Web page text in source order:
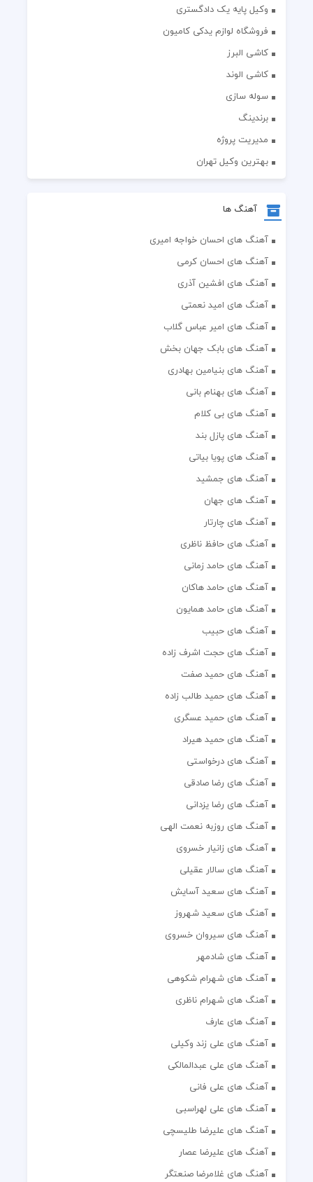
وکیل پایه یک دادگستری
فروشگاه لوازم یدکی کامیون
کاشی البرز
کاشی الوند
سوله سازی
برندینگ
مدیریت پروژه
بهترین وکیل تهران
آهنگ ها
آهنگ های احسان خواجه امیری
آهنگ های احسان کرمی
آهنگ های افشین آذری
آهنگ های امید نعمتی
آهنگ های امیر عباس گلاب
آهنگ های بابک جهان بخش
آهنگ های بنیامین بهادری
آهنگ های بهنام بانی
آهنگ های بی کلام
آهنگ های پازل بند
آهنگ های پویا بیاتی
آهنگ های جمشید
آهنگ های جهان
آهنگ های چارتار
آهنگ های حافظ ناظری
آهنگ های حامد زمانی
آهنگ های حامد هاکان
آهنگ های حامد همایون
آهنگ های حبیب
آهنگ های حجت اشرف زاده
آهنگ های حمید صفت
آهنگ های حمید طالب زاده
آهنگ های حمید عسگری
آهنگ های حمید هیراد
آهنگ های درخواستی
آهنگ های رضا صادقی
آهنگ های رضا یزدانی
آهنگ های روزبه نعمت الهی
آهنگ های زانیار خسروی
آهنگ های سالار عقیلی
آهنگ های سعید آسایش
آهنگ های سعید شهروز
آهنگ های سیروان خسروی
آهنگ های شادمهر
آهنگ های شهرام شکوهی
آهنگ های شهرام ناظری
آهنگ های عارف
آهنگ های علی زند وکیلی
آهنگ های علی عبدالمالکی
آهنگ های علی فانی
آهنگ های علی لهراسبی
آهنگ های علیرضا طلیسچی
آهنگ های علیرضا عصار
آهنگ های غلامرضا صنعتگر